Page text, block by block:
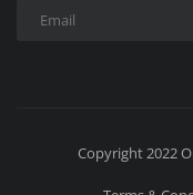
Copyright 2022